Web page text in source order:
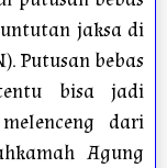
jaksa di
Putusan bebas
bisa jadi
dari
Agung